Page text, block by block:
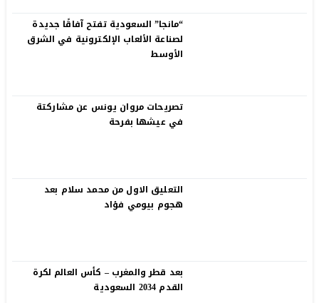
“مانجا” السعودية تفتح آفاقًا جديدة
لصناعة الألعاب الإلكترونية في الشرق
الأوسط
تصريحات مروان يونس عن مشاركتة
في عيشها بفرحة
التعليق الاول من محمد سلام بعد
هجوم بيومي فؤاد
بعد قطر والمغرب – كأس العالم لكرة
القدم 2034 السعودية